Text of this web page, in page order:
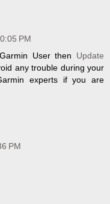
PM
User then Update
any trouble during your
experts if you are
PM